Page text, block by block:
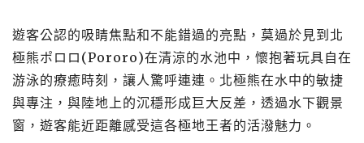
遊客公認的吸睛焦點和不能錯過的亮點，莫過於見到北
極熊ポロロ(Pororo)在清涼的水池中，懷抱著玩具自在
游泳的療癒時刻，讓人驚呼連連。北極熊在水中的敏捷
與專注，與陸地上的沉穩形成巨大反差，透過水下觀景
窗，遊客能近距離感受這各極地王者的活潑魅力。